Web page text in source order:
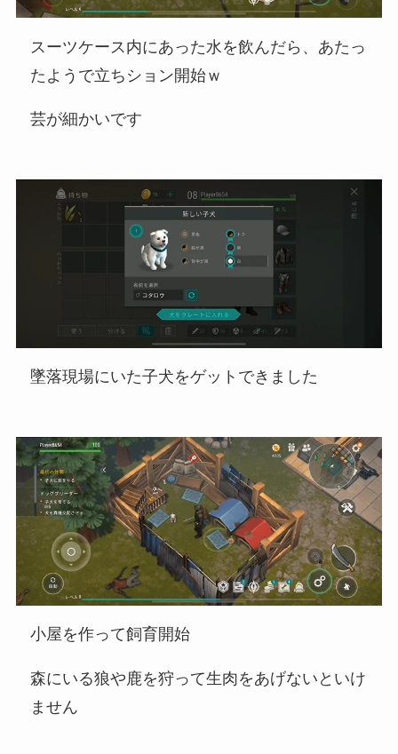
スーツケース内にあった水を飲んだら、あたっ
たようで立ちション開始ｗ
芸が細かいです
墜落現場にいた子犬をゲットできました
小屋を作って飼育開始
森にいる狼や鹿を狩って生肉をあげないといけ
ません